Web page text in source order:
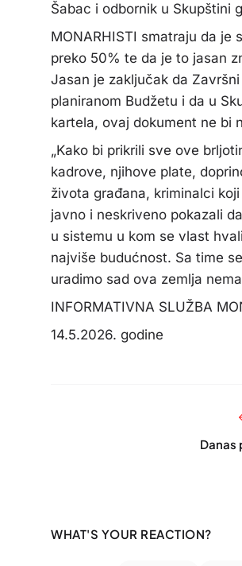
Šabac i odbornik u Skupštini
MONARHISTI smatraju da
preko 50% te da je to jasan
Jasan je zaključak da
planiranom Budžetu i da u
kartela, ovaj dokument ne bi
„Kako bi prikrili sve ove
kadrove, njihove plate,
života građana, kriminalci
javno i neskriveno pokazali
u sistemu u kom se vlast
najviše budućnost. Sa time
uradimo sad ova zemlja
INFORMATIVNA SLUŽBA
14.5.2026. godine
Danas
WHAT'S YOUR REACTION?